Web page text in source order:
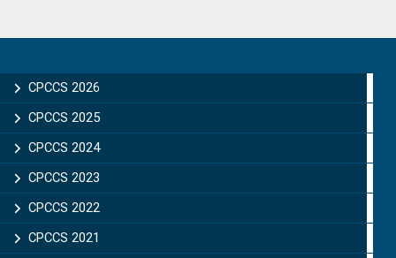
Sidebar
CPCCS 2026
CPCCS 2025
CPCCS 2024
CPCCS 2023
CPCCS 2022
CPCCS 2021